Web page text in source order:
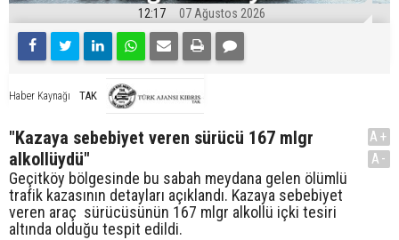
12:17 07 Ağustos 2026
Haber Kaynağı TAK
"Kazaya sebebiyet veren sürücü 167 mlgr
alkollüydü"
Geçitköy bölgesinde bu sabah meydana gelen ölümlü
trafik kazasının detayları açıklandı. Kazaya sebebiyet
veren araç sürücüsünün 167 mlgr alkollü içki tesiri
altında olduğu tespit edildi.
A+
A-